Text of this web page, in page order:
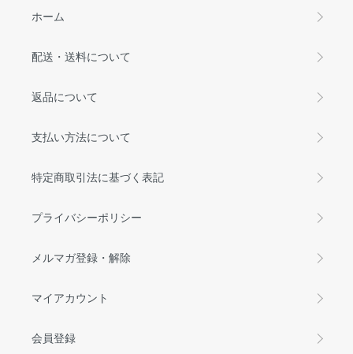
ホーム
配送・送料について
返品について
支払い方法について
特定商取引法に基づく表記
プライバシーポリシー
メルマガ登録・解除
マイアカウント
会員登録